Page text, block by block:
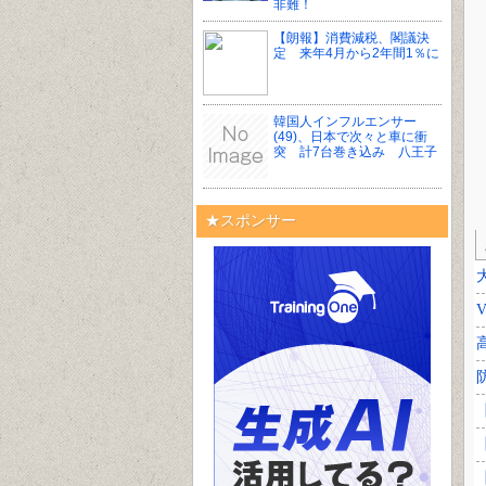
非難！
【朗報】消費減税、閣議決
定 来年4月から2年間1％に
韓国人インフルエンサー
(49)、日本で次々と車に衝
突 計7台巻き込み 八王子
★スポンサー